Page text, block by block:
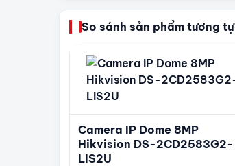
So sánh sản phẩm tương tự
Camera IP Dome 8MP
Hikvision DS-2CD2583G2-
LIS2U